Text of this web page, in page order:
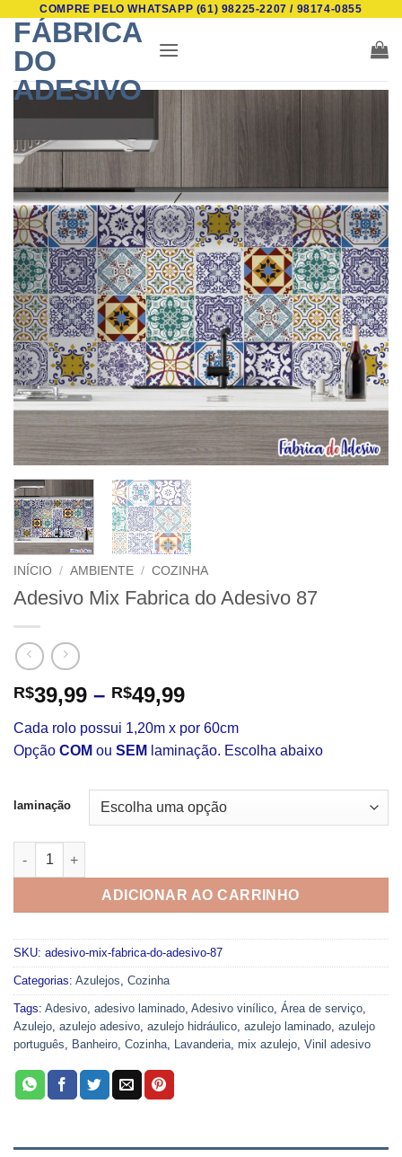
content
COMPRE PELO WHATSAPP (61) 98225-2207 / 98174-0855
FÁBRICA
DO
ADESIVO
INÍCIO / AMBIENTE / COZINHA
Adesivo Mix Fabrica do Adesivo 87
R$39,99 – R$49,99Faixa
preço:
R$39,99
R$49,99
Cada rolo possui 1,20m x por 60cm
Opção COM ou SEM laminação. Escolha abaixo
laminação
Adesivo Mix Fabrica do Adesivo 87 quantidade
ADICIONAR AO CARRINHO
SKU: adesivo-mix-fabrica-do-adesivo-87
Categorias: Azulejos, Cozinha
Tags: Adesivo, adesivo laminado, Adesivo vinílico, Área de serviço,
Azulejo, azulejo adesivo, azulejo hidráulico, azulejo laminado, azulejo
português, Banheiro, Cozinha, Lavanderia, mix azulejo, Vinil adesivo